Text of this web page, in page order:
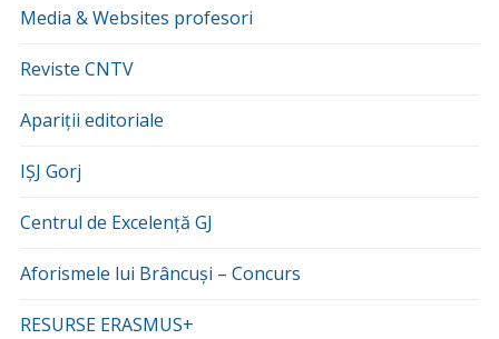
Media & Websites profesori
Reviste CNTV
Apariții editoriale
IȘJ Gorj
Centrul de Excelență GJ
Aforismele lui Brâncuși – Concurs
RESURSE ERASMUS+